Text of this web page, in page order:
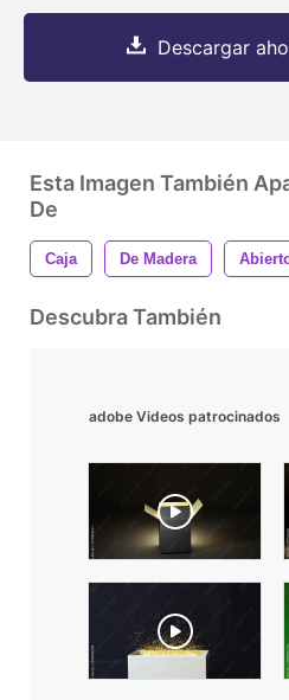
Descargar
Esta Imagen También
De
Caja De Madera
Descubra También
adobe Videos patrocinados